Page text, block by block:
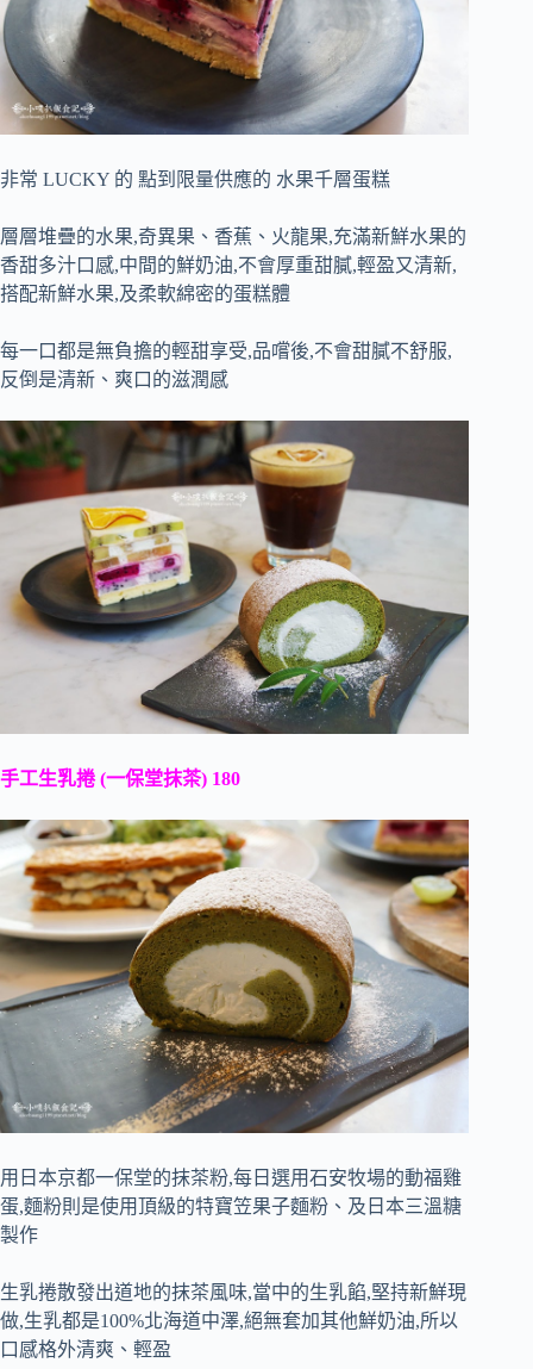
非常 LUCKY 的 點到限量供應的 水果千層蛋糕
層層堆疊的水果,奇異果、香蕉、火龍果,充滿新鮮水果的
香甜多汁口感,中間的鮮奶油,不會厚重甜膩,輕盈又清新,
搭配新鮮水果,及柔軟綿密的蛋糕體
每一口都是無負擔的輕甜享受,品嚐後,不會甜膩不舒服,
反倒是清新、爽口的滋潤感
手工生乳捲 (一保堂抹茶) 180
用日本京都一保堂的抹茶粉,每日選用石安牧場的動福雞
蛋,麵粉則是使用頂級的特寶笠果子麵粉、及日本三溫糖
製作
生乳捲散發出道地的抹茶風味,當中的生乳餡,堅持新鮮現
做,生乳都是100%北海道中澤,絕無套加其他鮮奶油,所以
口感格外清爽、輕盈